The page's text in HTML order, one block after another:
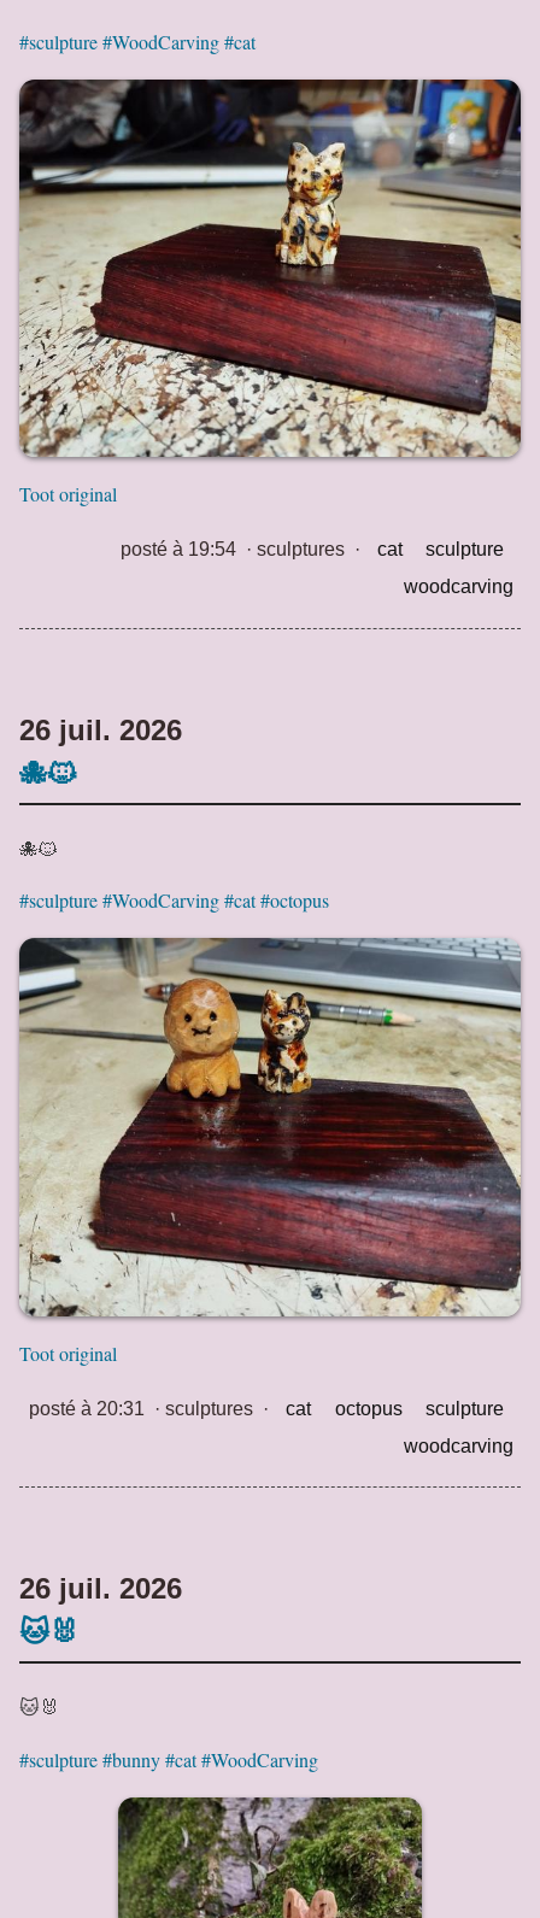
#sculpture#WoodCarving#cat
Toot original
posté à 19:54· sculptures· cat
sculpture
woodcarving
26 juil. 2026
🐙🐱
🐙🐱
#sculpture#WoodCarving#cat#octopus
Toot original
posté à 20:31 ·sculptures · cat octopus
sculpture
woodcarving
26 juil. 2026
🐱🐰
🐱🐰
#sculpture#bunny#cat#WoodCarving